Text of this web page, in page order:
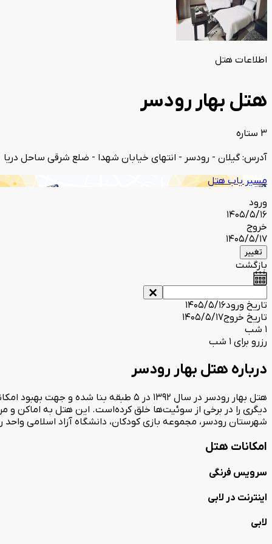
اطلاعات هتل
هتل بهار رودسر
3 ستاره
آدرس: گیلان - رودسر - انتهای خیابان شهدا - ضلع شرقی ساحل دریا
مسیر یاب هتل
ورود
1405/5/16
خروج
1405/5/17
تغییر
بازگشت
تاریخ ورود1405/5/16
تاریخ خروج1405/5/17
1 شب
رزرو برای 1 شب
درباره هتل بهار رودسر
دیگری را در برخی از سوئیت‌ها خلق کرده‌است. این هتل به اماکن
شهرستان رودسر، مجموعه بازی کودکان، دانشگاه آزاد اسلامی
امکانات هتل
سرویس فرنگی
اینترنت در لابی
لابی